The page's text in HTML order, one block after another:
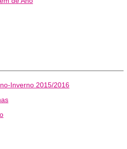
Inverno 2015/2016